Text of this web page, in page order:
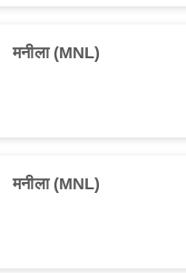
मनीला (MNL)
मनीला (MNL)